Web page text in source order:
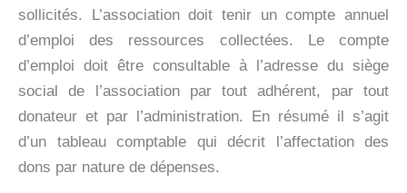
sollicités. L’association doit tenir un compte annuel
d’emploi des ressources collectées. Le compte
d’emploi doit être consultable à l’adresse du siège
social de l’association par tout adhérent, par tout
donateur et par l’administration. En résumé il s’agit
d’un tableau comptable qui décrit l’affectation des
dons par nature de dépenses.